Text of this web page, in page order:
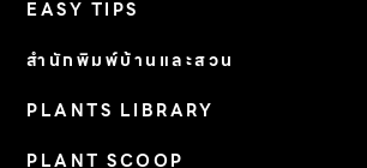
EASY TIPS
สำนักพิมพ์บ้านและสวน
PLANTS LIBRARY
PLANT SCOOP